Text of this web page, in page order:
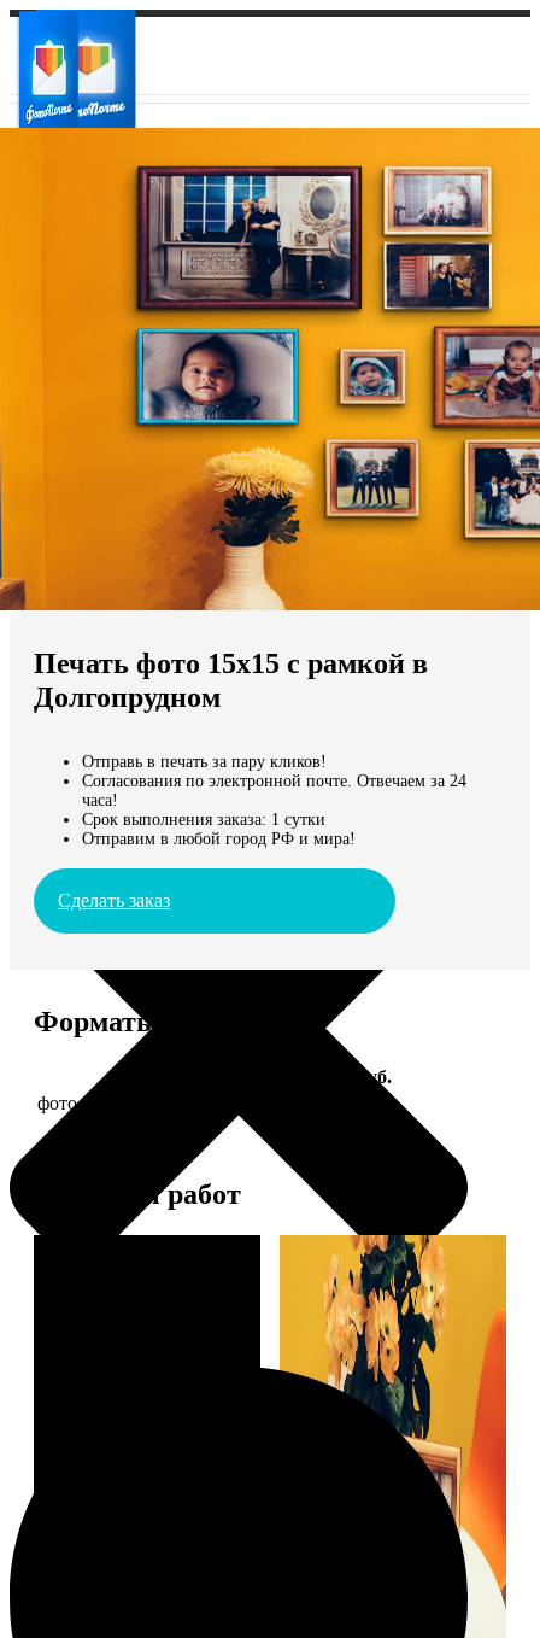
Ваш регион доставки
Выберите из списка:
Мы доставляем по всему миру
Продолжить без города
Печать фото 15х15 с рамкой в
Долгопрудном
Отправь в печать за пару кликов!
Согласования по электронной почте. Отвечаем за 24
часа!
Срок выполнения заказа: 1 сутки
Отправим в любой город РФ и мира!
Сделать заказ
Форматы и цены
Цена, руб.
фото 15х15 в деревянной рамке
Примеры работ